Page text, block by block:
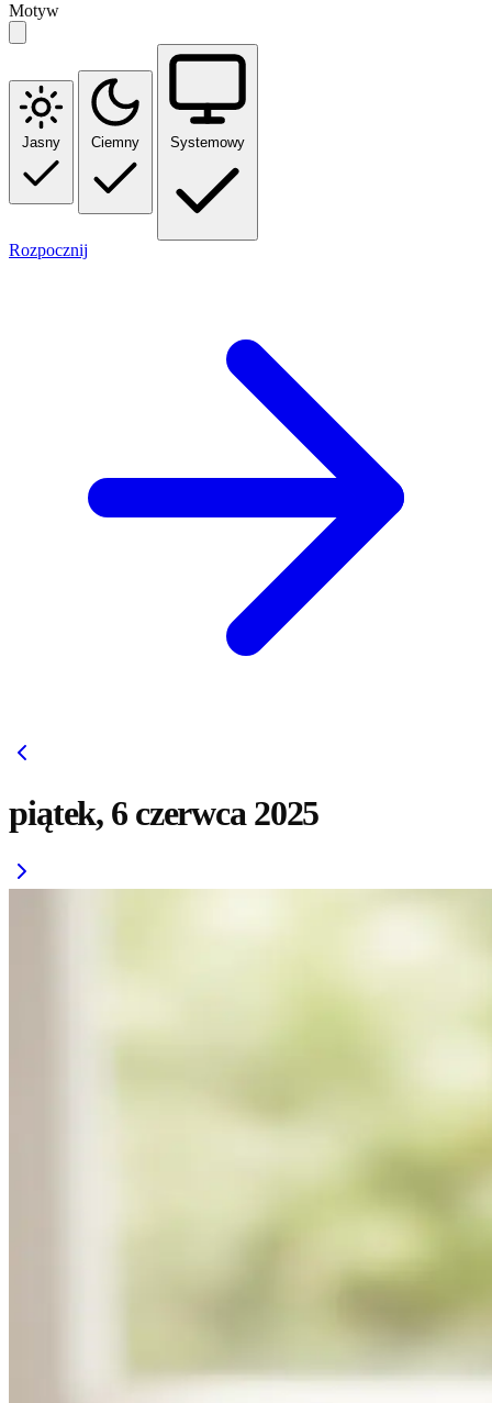
Motyw
Jasny Ciemny Systemowy
Rozpocznij
piątek, 6 czerwca 2025